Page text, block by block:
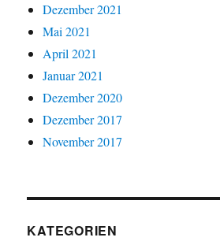
Dezember 2021
Mai 2021
April 2021
Januar 2021
Dezember 2020
Dezember 2017
November 2017
KATEGORIEN